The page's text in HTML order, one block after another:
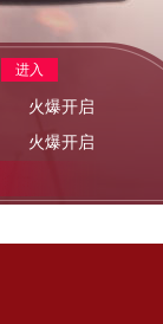
进入
火爆开启
火爆开启